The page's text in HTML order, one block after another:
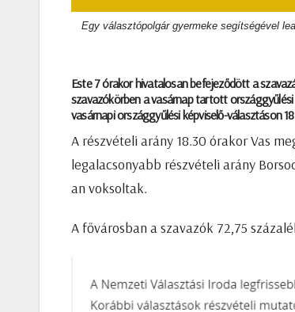
Egy választópolgár gyermeke segítségével
Este 7 órakor hivatalosan befejeződött a
szavazókörben a vasárnap tartott országgyűlési
vasárnapi országgyűlési képviselő-választáson
A részvételi arány 18.30 órakor Vas
legalacsonyabb részvételi arány
an voksoltak.
A fővárosban a szavazók 72,75